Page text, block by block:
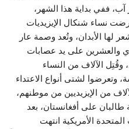
ففي بداية هذا الشهر،
في 3 آب من عام 2014، تعرضت نساء شنكال الإيزيديات
لها الأبدان، وتُعد وصمة عار
والعشرين على يد عصابات
الآلاف من النساء
وتعرضوا لشتى أنواع الاعتداء
من الإيزيديين من موطنهم،
على أفغانستان، بعد
الأمريكية انتهت